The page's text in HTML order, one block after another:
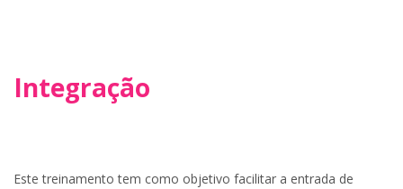
Integração
Este treinamento tem como objetivo facilitar a entrada de